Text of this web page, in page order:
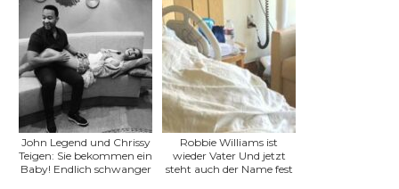
John Legend und Chrissy
Teigen: Sie bekommen ein
Baby! Endlich schwanger
Robbie Williams ist
wieder Vater Und jetzt
steht auch der Name fest